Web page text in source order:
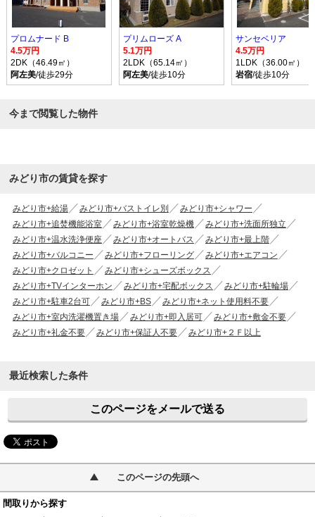
プロムナード B
4.5万円
2DK（46.49㎡）
阿左美/徒歩29分
プリムローズ A
5.1万円
2LDK（65.14㎡）
阿左美/徒歩10分
サンセベリア
4.5万円
1LDK（36.00㎡）
岩宿/徒歩10分
今まで閲覧した物件
みどり市の賃貸を探す
みどり市+給湯 みどり市+バストイレ別
みどり市+シャワー
みどり市+追焚機能浴室
みどり市+浴室乾燥機
みどり市+洗面所独立
みどり市+温水洗浄便座
みどり市+オートバス
みどり市+最上階
みどり市+バルコニー
みどり市+フローリング
みどり市+エアコン
みどり市+クロゼット
みどり市+シューズボックス
みどり市+TVインターホン
みどり市+宅配ボックス
みどり市+駐輪場
みどり市+駐車2台可
みどり市+BS
みどり市+ネット使用料不要
みどり市+室内洗濯機置き場
みどり市+即入居可
みどり市+敷金不要
みどり市+礼金不要
みどり市+保証人不要 みどり市+２Ｆ以上
最近検索した条件
このページをメールで送る
このページの先頭へ
間取りから探す